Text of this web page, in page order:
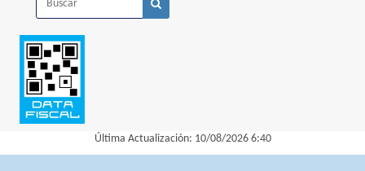
Última Actualización: 10/08/2026 6:40